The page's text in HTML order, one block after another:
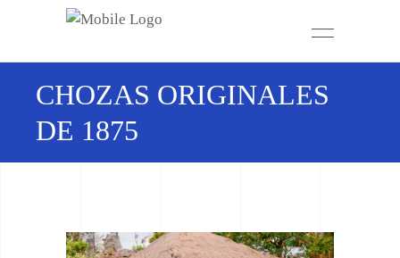
CHOZAS ORIGINALES
DE 1875